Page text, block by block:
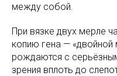
между собой.
При вязке двух мерле
копию гена — «двойной
рождаются с
зрения вплоть до